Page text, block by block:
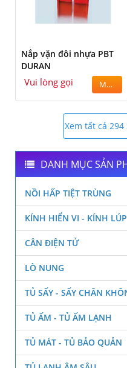
Nắp vặn đôi nhựa PBT
DURAN
Vui lòng gọi MUA
Xem tất cả
DANH MỤC SẢN
NỒI HẤP TIỆT TRÙNG
KÍNH HIỂN VI - KÍNH LÚP
CÂN ĐIỆN TỬ
LÒ NUNG
TỦ SẤY - SẤY CHÂN
TỦ ẤM - TỦ ẤM LẠNH
TỦ MÁT - TỦ BẢO QUẢN